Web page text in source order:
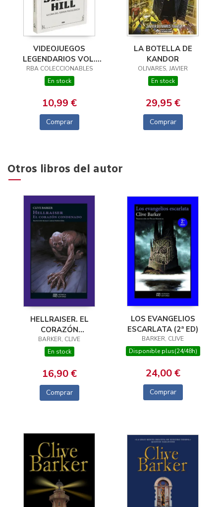
VIDEOJUEGOS
LEGENDARIOS VOL.
12: SILENT HILL. LA
CIMA DEL TERROR
RBA COLECCIONABLES
En stock
10,99 €
Comprar
LA BOTELLA DE
KANDOR
OLIVARES, JAVIER
En stock
29,95 €
Comprar
Otros libros del autor
HELLRAISER. EL
CORAZÓN
CONDENADO (2ªED)
BARKER, CLIVE
En stock
16,90 €
Comprar
LOS EVANGELIOS
ESCARLATA (2ª ED)
BARKER, CLIVE
Disponible plus(24/48h)
24,00 €
Comprar